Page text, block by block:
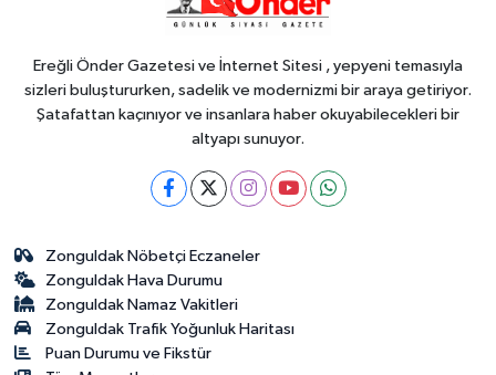
TOPLADILAR
Ereğli Önder Gazetesi ve İnternet Sitesi , yepyeni temasıyla
sizleri buluştururken, sadelik ve modernizmi bir araya getiriyor.
Şatafattan kaçınıyor ve insanlara haber okuyabilecekleri bir
altyapı sunuyor.
Zonguldak Nöbetçi Eczaneler
Zonguldak Hava Durumu
Zonguldak Namaz Vakitleri
Zonguldak Trafik Yoğunluk Haritası
Puan Durumu ve Fikstür